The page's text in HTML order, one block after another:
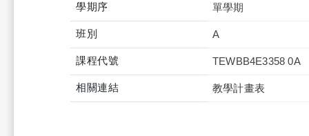
學期序 單學期
班別 A
課程代號 TEWBB4E3358 0A
相關連結 教學計畫表